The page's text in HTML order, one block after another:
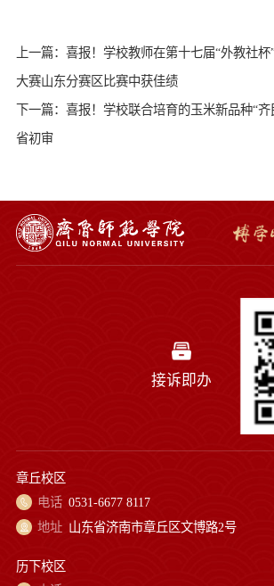
上一篇：喜报！学校教师在第十七届“外教社
大赛山东分赛区比赛中获佳绩
下一篇：喜报！学校联合培育的玉米新品种“
省初审
接诉即办
章丘校区
电话 0531-6677 8117
地址 山东省济南市章丘区文博路2号
历下校区